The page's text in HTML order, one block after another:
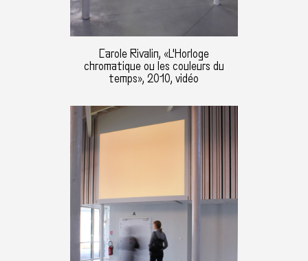
Carole Rivalin, «L'Horloge
chromatique ou les couleurs du
temps», 2010, vidéo